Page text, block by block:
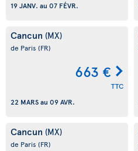
19 JANV. au 07 FÉVR.
Cancun (MX)
de Paris (FR)
663 €
TTC
22 MARSau 09 AVR.
Cancun (MX)
de Paris (FR)